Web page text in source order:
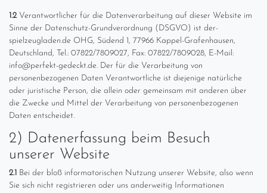
1.2Verantwortlicher für die Datenverarbeitung auf dieser Website im
Sinne der Datenschutz-Grundverordnung (DSGVO) ist der-
spielzeugladen.de OHG, Südend 1, 77966 Kappel-Grafenhausen,
Deutschland, Tel.: 07822/7809027, Fax: 07822/7809028, E-Mail:
info@perfekt-gedeckt.de. Der für die Verarbeitung von
personenbezogenen Daten Verantwortliche ist diejenige natürliche
oder juristische Person, die allein oder gemeinsam mit anderen über
die Zwecke und Mittel der Verarbeitung von personenbezogenen
Daten entscheidet.
2) Datenerfassung beim Besuch
unserer Website
2.1 Bei der bloß informatorischen Nutzung unserer Website, also wenn
Sie sich nicht registrieren oder uns anderweitig Informationen